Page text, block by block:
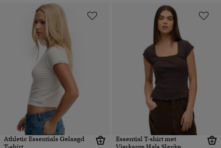
Athletic Essentials Gelaagd
Essential T-shirt met